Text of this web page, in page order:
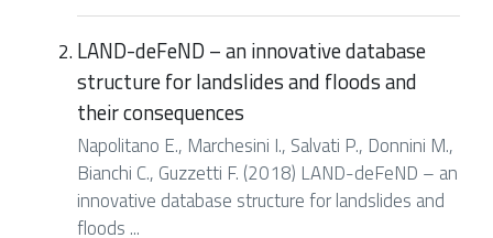
LAND-deFeND – an innovative database
structure for landslides and floods and
their consequences
Napolitano E., Marchesini I., Salvati P., Donnini M.,
Bianchi C., Guzzetti F. (2018) LAND-deFeND – an
innovative database structure for landslides and
floods ...